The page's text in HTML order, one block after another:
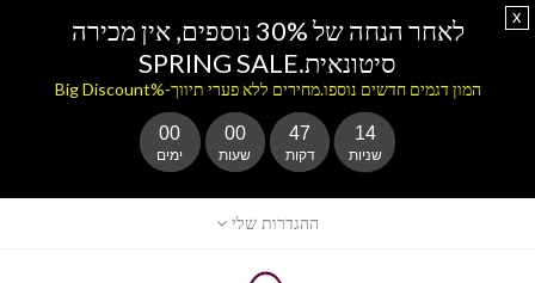
ההגדרות שלי
לאחר הנחה של 30% נוספים, אין מכירה
סיטונאית.SPRING SALE
המון דגמים חדשים נוספו.מחירים ללא פערי תיווך-%Big Discount
00
ימים
00
שעות
47
דקות
14
שניות
x